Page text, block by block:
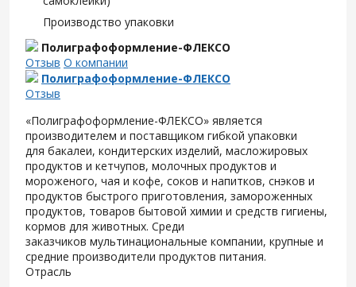
Производство упаковки
Полиграфоформление-ФЛЕКСО
Отзыв О компании
Полиграфоформление-ФЛЕКСО
Отзыв
«Полиграфоформление-ФЛЕКСО» является
производителем и поставщиком гибкой упаковки
для бакалеи, кондитерских изделий, масложировых
продуктов и кетчупов, молочных продуктов и
мороженого, чая и кофе, соков и напитков, снэков и
продуктов быстрого приготовления, замороженных
продуктов, товаров бытовой химии и средств гигиены,
кормов для животных. Среди
заказчиков мультинациональные компании, крупные и
средние производители продуктов питания.
Отрасль